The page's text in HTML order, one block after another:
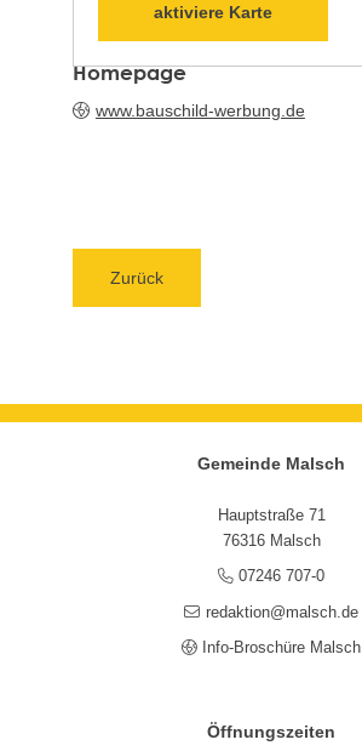
aktiviere Karte
Homepage
www.bauschild-werbung.de
Zurück
Gemeinde Malsch
Hauptstraße 71
76316 Malsch
07246 707-0
redaktion@malsch.de
Info-Broschüre Malsch
Öffnungszeiten